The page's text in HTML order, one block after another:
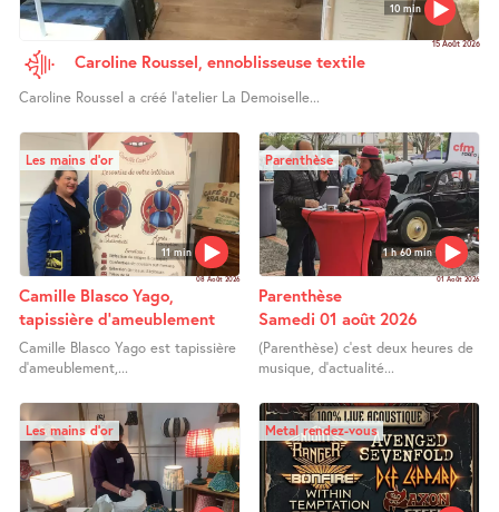
10 min
15 Août 2026
Caroline Roussel, ennoblisseuse textile
Caroline Roussel a créé l’atelier La Demoiselle...
11 min
Les mains d’or
08 Août 2026
Camille Blasco Yago,
tapissière d’ameublement
Camille Blasco Yago est tapissière
d’ameublement,...
1 h 60 min
Parenthèse
01 Août 2026
Parenthèse
Samedi 01 août 2026
(Parenthèse) c’est deux heures de
musique, d’actualité...
Les mains d’or Metal rendez-vous